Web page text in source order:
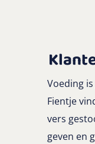
Voeding
Fientje
vers
geven en